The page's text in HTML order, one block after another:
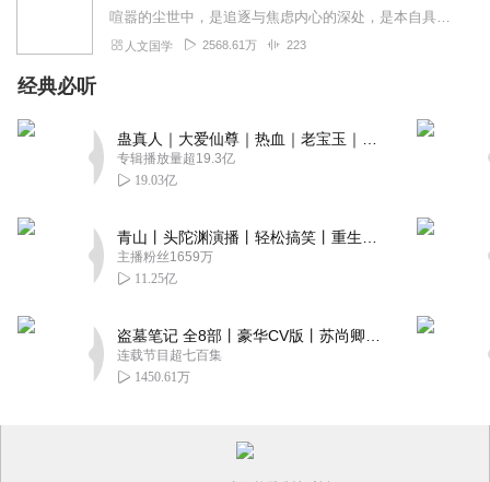
喧嚣的尘世中，是追逐与焦虑内心的深处，是本自具足的宁静为什么说“菩提自性，本来清净”？为何顿悟不在遥远的庙堂，而在当下的柴米油盐？我们终日寻找的“佛”，究竟在何...
人文国学 2568.61万 223
经典必听
专辑播放量超19.3亿
19.03亿
主播粉丝1659万
11.25亿
连载节目超七百集
1450.61万